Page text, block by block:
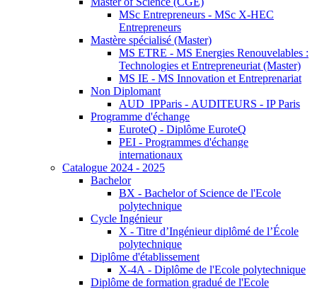
MSc Entrepreneurs - MSc X-HEC
Entrepreneurs
Mastère spécialisé (Master)
MS ETRE - MS Energies Renouvelables :
Technologies et Entrepreneuriat (Master)
MS IE - MS Innovation et Entreprenariat
Non Diplomant
AUD_IPParis - AUDITEURS - IP Paris
Programme d'échange
EuroteQ - Diplôme EuroteQ
PEI - Programmes d'échange
internationaux
Catalogue 2024 - 2025
Bachelor
BX - Bachelor of Science de l'Ecole
polytechnique
Cycle Ingénieur
X - Titre d’Ingénieur diplômé de l’École
polytechnique
Diplôme d'établissement
X-4A - Diplôme de l'Ecole polytechnique
Diplôme de formation gradué de l'Ecole